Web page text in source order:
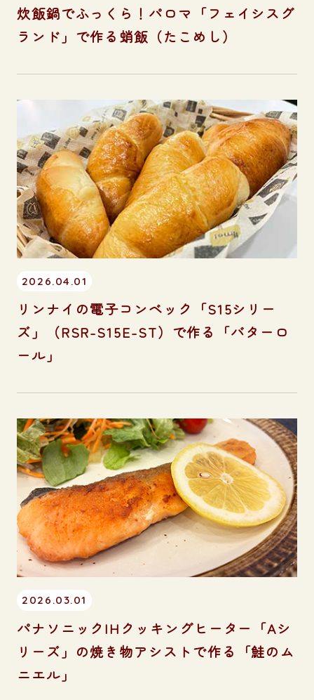
炊飯鍋でふっくら！パロマ「フェイシスグ
ランド」で作る蛸飯（たこめし）
2026.04.01
リンナイの電子コンベック「S15シリー
ズ」（RSR-S15E-ST）で作る「バターロ
ール」
2026.03.01
パナソニックIHクッキングヒーター「Aシ
リーズ」の焼き物アシストで作る「鮭のム
ニエル」